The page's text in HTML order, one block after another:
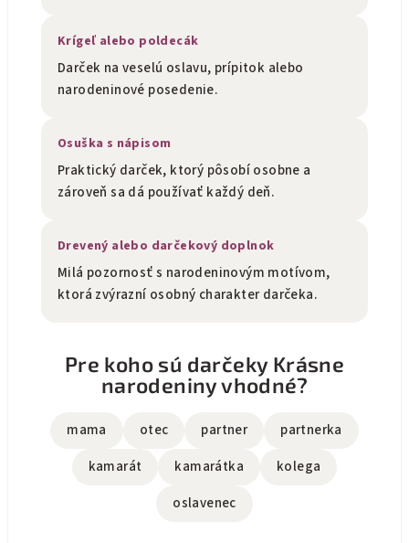
Krígeľ alebo poldecák
Darček na veselú oslavu, prípitok alebo
narodeninové posedenie.
Osuška s nápisom
Praktický darček, ktorý pôsobí osobne a
zároveň sa dá používať každý deň.
Drevený alebo darčekový doplnok
Milá pozornosť s narodeninovým motívom,
ktorá zvýrazní osobný charakter darčeka.
Pre koho sú darčeky Krásne
narodeniny vhodné?
mama otec partner
partnerka
kamarát
kamarátka
kolega
oslavenec